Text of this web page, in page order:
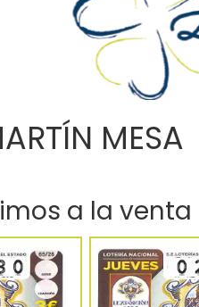
MESA
a la venta